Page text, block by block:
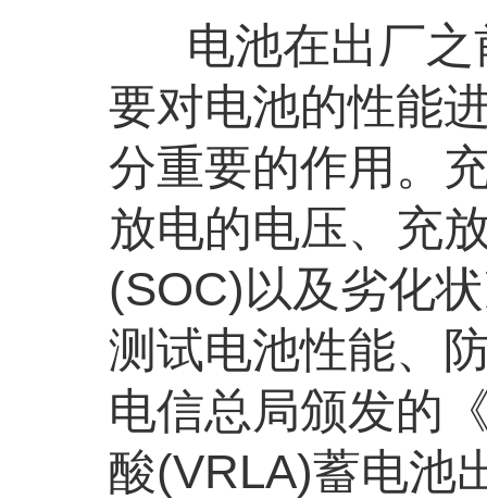
电池在出厂之
要对电池的性能
分重要的作用。
放电的电压、充
(SOC)以及劣化
测试电池性能、
电信总局颁发的
酸(VRLA)蓄电池